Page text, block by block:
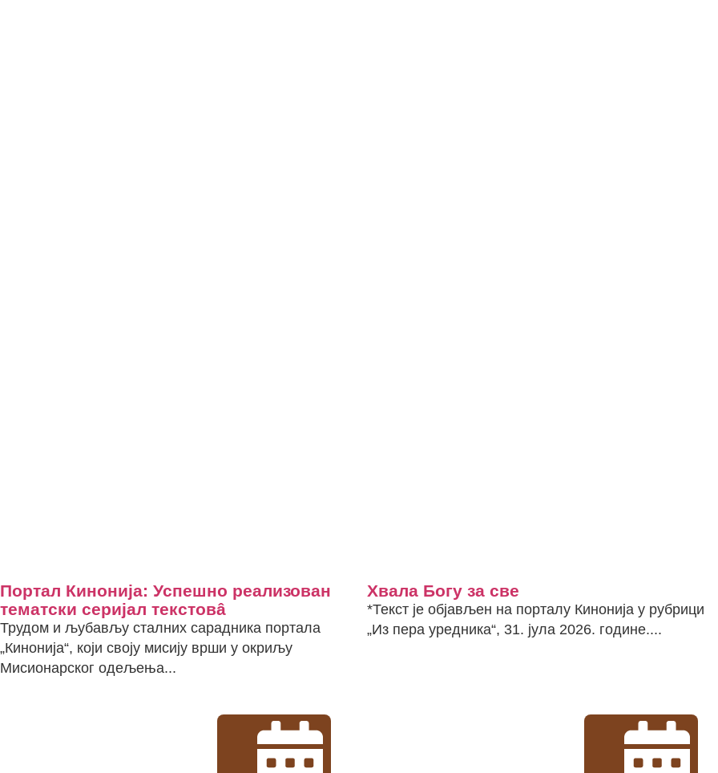
Портал Кинонија: Успешно реализован
тематски серијал текстовâ
Трудом и љубављу сталних сарадника портала
„Кинонија“, који своју мисију врши у окриљу
Мисионарског одељења...
Хвала Богу за све
*Текст је објављен на порталу Кинонија у рубрици
„Из пера уредника“, 31. јула 2026. године....